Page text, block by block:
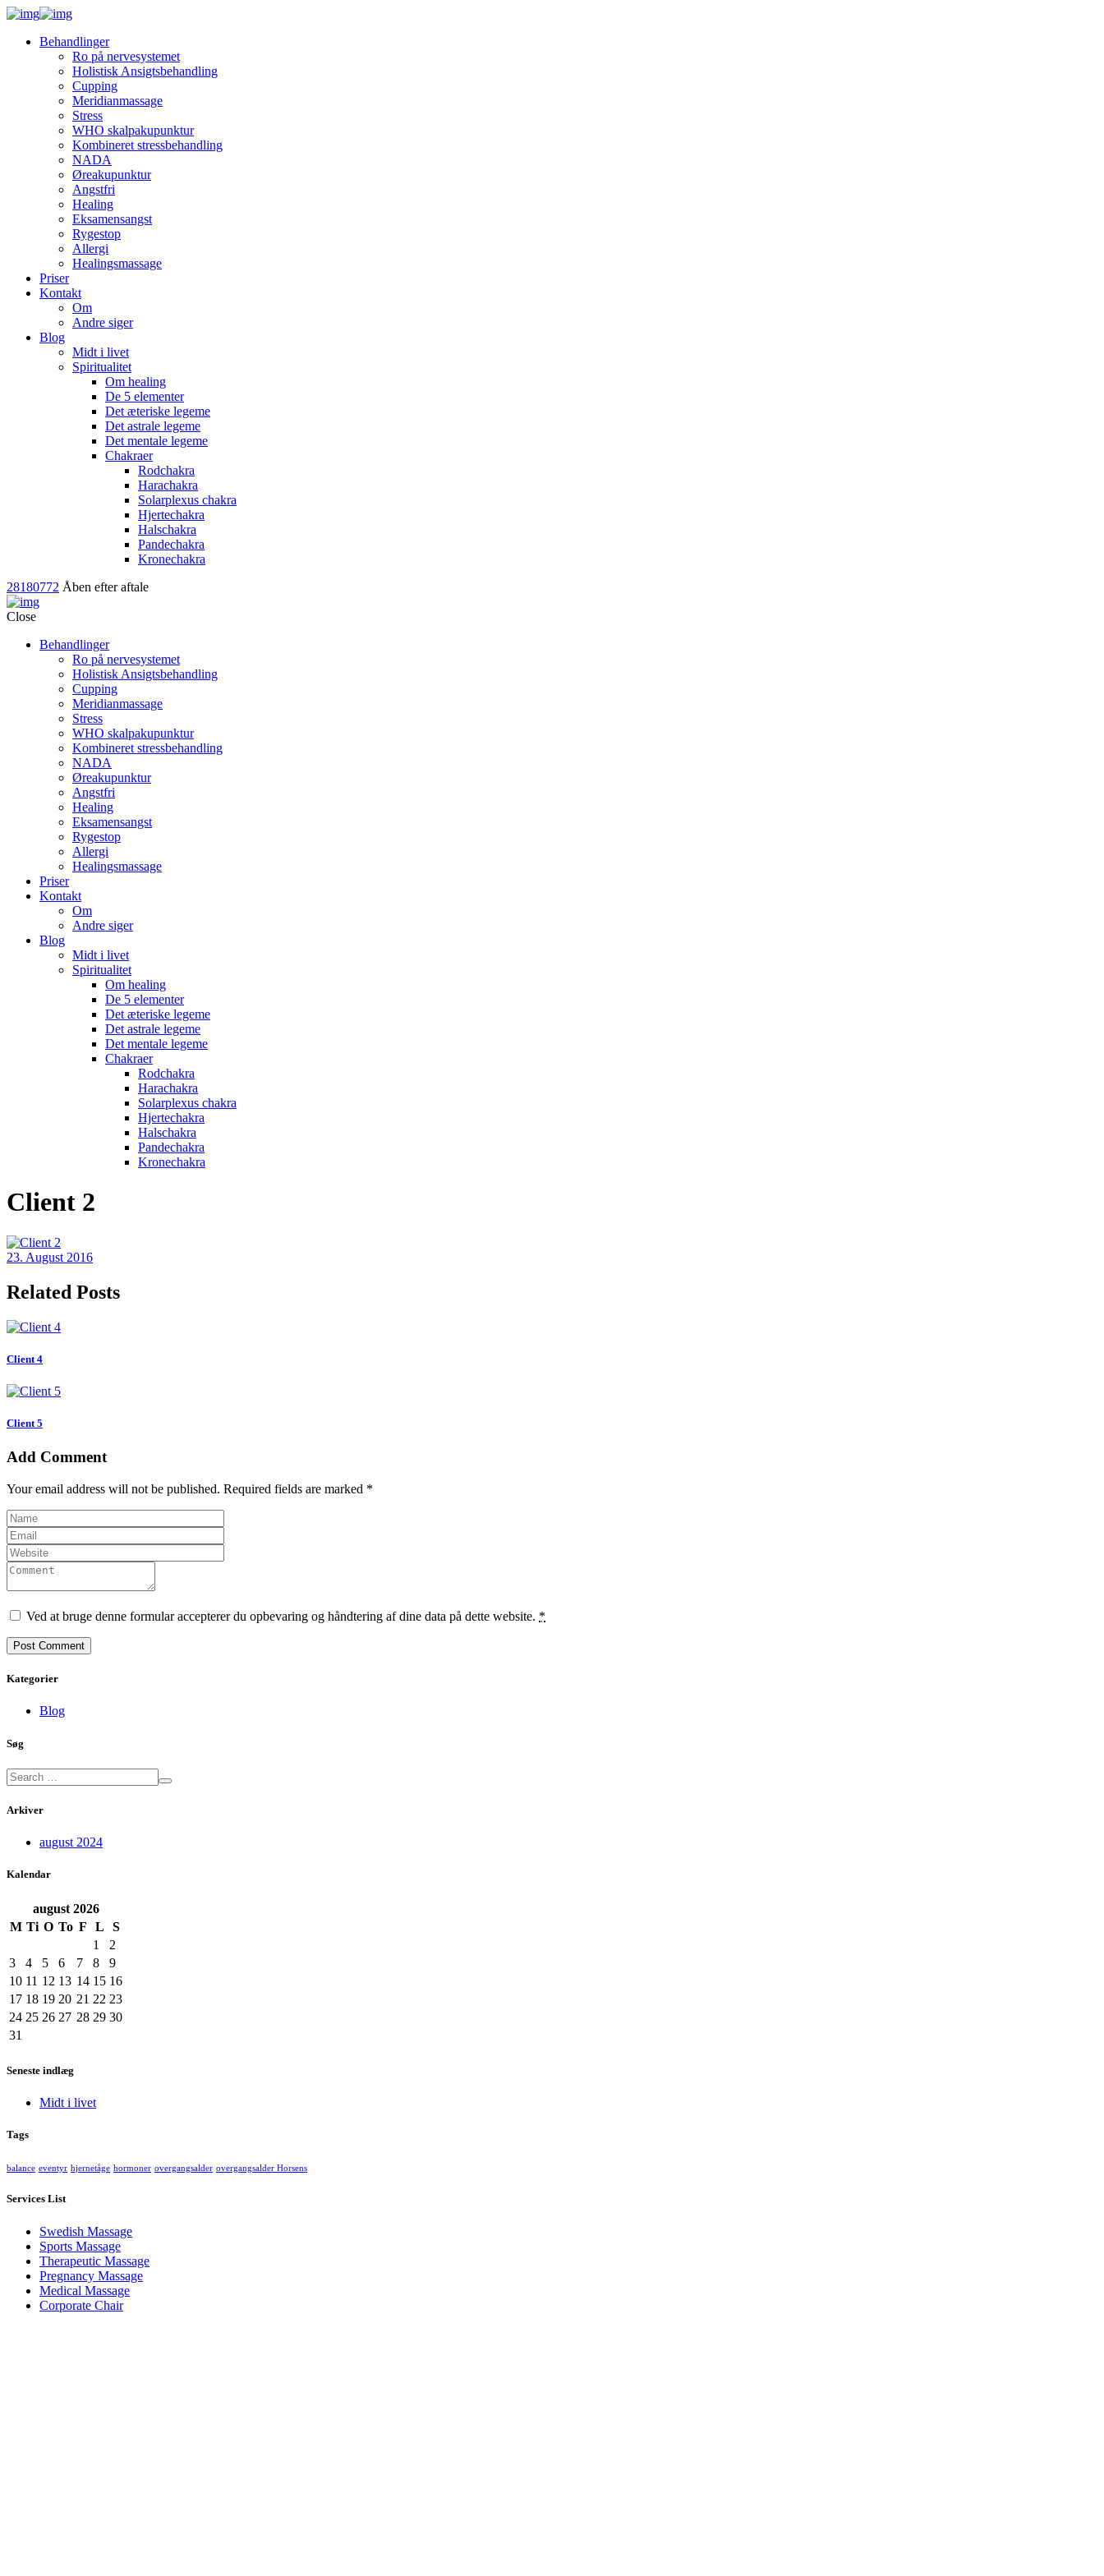
Behandlinger
Ro på nervesystemet
Holistisk Ansigtsbehandling
Cupping
Meridianmassage
Stress
WHO skalpakupunktur
Kombineret stressbehandling
NADA
Øreakupunktur
Angstfri
Healing
Eksamensangst
Rygestop
Allergi
Healingsmassage
Priser
Kontakt
Om
Andre siger
Blog
Midt i livet
Spiritualitet
Om healing
De 5 elementer
Det æteriske legeme
Det astrale legeme
Det mentale legeme
Chakraer
Rodchakra
Harachakra
Solarplexus chakra
Hjertechakra
Halschakra
Pandechakra
Kronechakra
28180772 Åben efter aftale
Close
Behandlinger
Ro på nervesystemet
Holistisk Ansigtsbehandling
Cupping
Meridianmassage
Stress
WHO skalpakupunktur
Kombineret stressbehandling
NADA
Øreakupunktur
Angstfri
Healing
Eksamensangst
Rygestop
Allergi
Healingsmassage
Priser
Kontakt
Om
Andre siger
Blog
Midt i livet
Spiritualitet
Om healing
De 5 elementer
Det æteriske legeme
Det astrale legeme
Det mentale legeme
Chakraer
Rodchakra
Harachakra
Solarplexus chakra
Hjertechakra
Halschakra
Pandechakra
Kronechakra
Client 2
23. August 2016
Related Posts
Client 4
Client 5
Add Comment
Your email address will not be published. Required fields are marked *
Ved at bruge denne formular accepterer du opbevaring og håndtering af dine data på dette website. *
Kategorier
Blog
Søg
Arkiver
august 2024
Kalendar
august2026
M Ti O To F L
S
1
2
3
4 5 6 7 8
9
10 11 12 13 14 15 16
17 18 19 20 21 22 23
24 25 26 27 28 29 30
31
Seneste indlæg
Midt i livet
Tags
balance eventyr hjernetåge hormoner overgangsalder overgangsalder Horsens
Services List
Swedish Massage
Sports Massage
Therapeutic Massage
Pregnancy Massage
Medical Massage
Corporate Chair